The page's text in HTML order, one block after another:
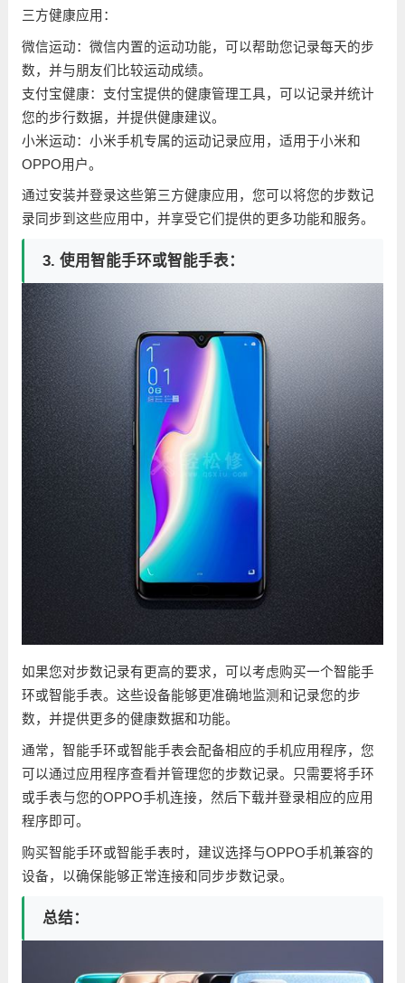
三方健康应用：
微信运动：微信内置的运动功能，可以帮助您记录每天的步
数，并与朋友们比较运动成绩。
支付宝健康：支付宝提供的健康管理工具，可以记录并统计
您的步行数据，并提供健康建议。
小米运动：小米手机专属的运动记录应用，适用于小米和
OPPO用户。
通过安装并登录这些第三方健康应用，您可以将您的步数记
录同步到这些应用中，并享受它们提供的更多功能和服务。
3. 使用智能手环或智能手表：
如果您对步数记录有更高的要求，可以考虑购买一个智能手
环或智能手表。这些设备能够更准确地监测和记录您的步
数，并提供更多的健康数据和功能。
通常，智能手环或智能手表会配备相应的手机应用程序，您
可以通过应用程序查看并管理您的步数记录。只需要将手环
或手表与您的OPPO手机连接，然后下载并登录相应的应用
程序即可。
购买智能手环或智能手表时，建议选择与OPPO手机兼容的
设备，以确保能够正常连接和同步步数记录。
总结：